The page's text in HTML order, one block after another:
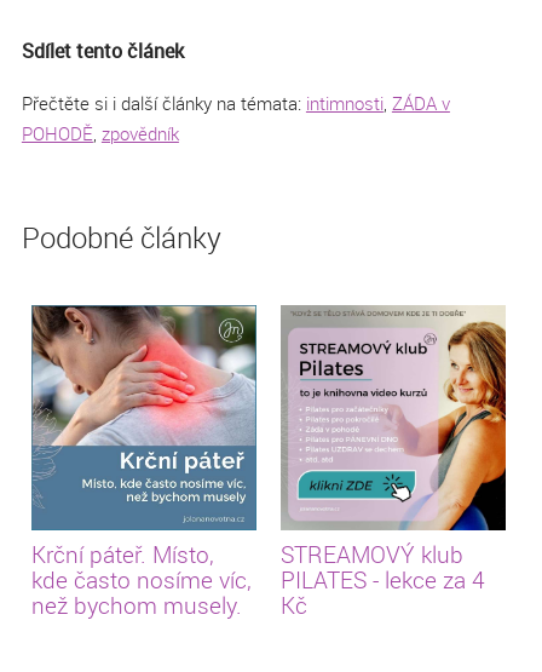
Sdílet tento článek
Přečtěte si i další články na témata: intimnosti, ZÁDA v
POHODĚ zpovědník
Podobné články
Krční páteř. Místo,
kde často nosíme víc,
než bychom musely.
STREAMOVÝ klub
PILATES - lekce za 4
Kč